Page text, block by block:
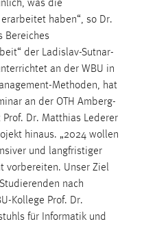
was die
haben“, so Dr.
Bereiches
der Ladislav-Sutnar-
an der WBU in
Methoden, hat
an der OTH Amberg-
Dr. Matthias Lederer
hinaus. „2024 wollen
und langfristiger
vorbereiten. Unser Ziel
nach
Kollege Prof. Dr.
für Informatik und
und Social Media
werden von diesen